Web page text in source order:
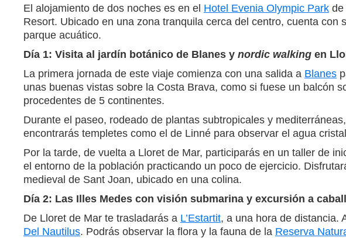
El alojamiento de dos noches es en el Hotel Evenia Olympic Park de
Resort. Ubicado en una zona tranquila cerca del centro, cuenta
parque acuático.
Día 1: Visita al jardín botánico de Blanes y nordic walking en
La primera jornada de este viaje comienza con una salida a Blanes
unas buenas vistas sobre la Costa Brava, como si fuese un balcón
procedentes de 5 continentes.
Durante el paseo, rodeado de plantas subtropicales y
encontrarás templetes como el de Linné para observar el agua
Por la tarde, de vuelta a Lloret de Mar, participarás en un taller de
el entorno de la población practicando un poco de ejercicio.
medieval de Sant Joan, ubicado en una colina.
Día 2: Las Illes Medes con visión submarina y excursión a
De Lloret de Mar te trasladarás a L’Estartit, a una hora de distancia.
Del Nautilus. Podrás observar la flora y la fauna de la Reserva